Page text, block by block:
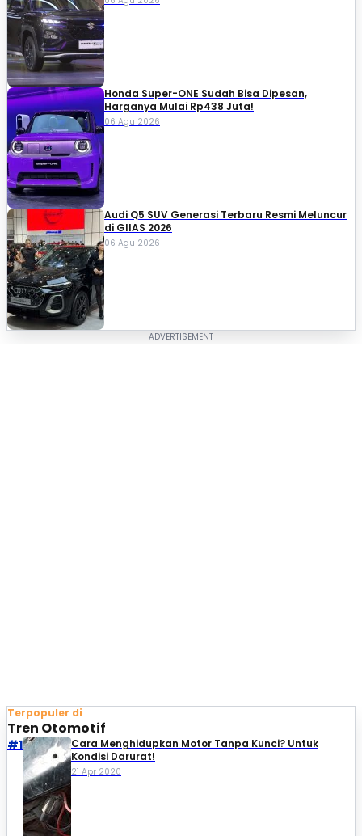
Honda Super-ONE Sudah Bisa Dipesan,
Harganya Mulai Rp438 Juta!
06 Agu 2026
Audi Q5 SUV Generasi Terbaru Resmi Meluncur
di GIIAS 2026
06 Agu 2026
Terpopuler di
Tren Otomotif
#1
Cara Menghidupkan Motor Tanpa Kunci? Untuk
Kondisi Darurat!
21 Apr 2020